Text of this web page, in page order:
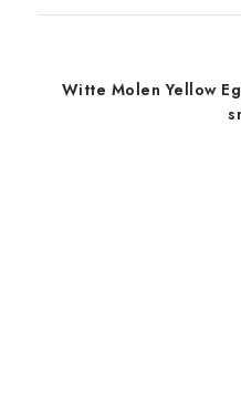
Witte Molen Yellow